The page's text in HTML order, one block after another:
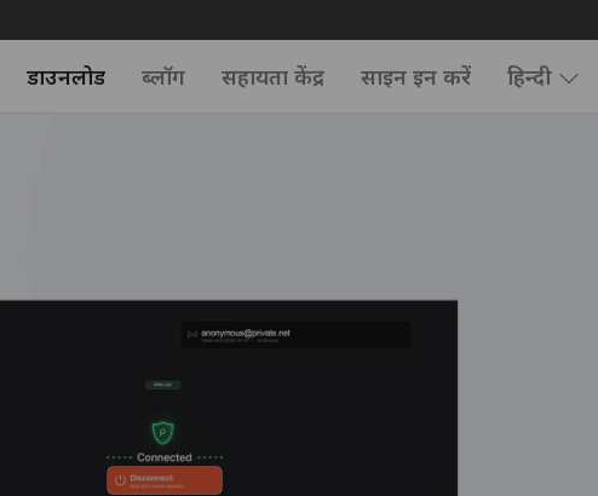
डाउनलोड ब्लॉग सहायता केंद्र साइन इन करें हिन्दी